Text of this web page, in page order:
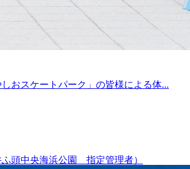
おスケートパーク」の皆様による体...
頭中央海浜公園 指定管理者）